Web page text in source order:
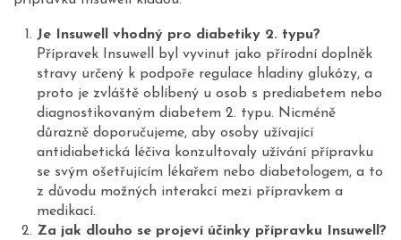
Je Insuwell vhodný pro diabetiky 2. typu?
Přípravek Insuwell byl vyvinut jako přírodní doplněk
stravy určený k podpoře regulace hladiny glukózy, a
proto je zvláště oblíbený u osob s prediabetem nebo
diagnostikovaným diabetem 2. typu. Nicméně
důrazně doporučujeme, aby osoby užívající
antidiabetická léčiva konzultovaly užívání přípravku
se svým ošetřujícím lékařem nebo diabetologem, a to
z důvodu možných interakcí mezi přípravkem a
medikací.
Za jak dlouho se projeví účinky přípravku Insuwell?